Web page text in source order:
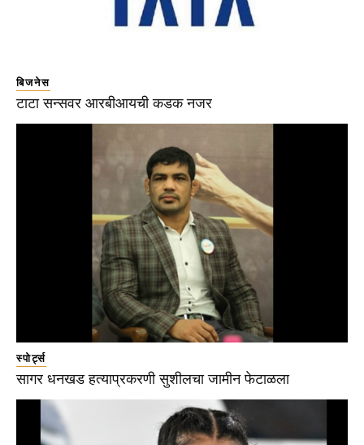
बिजनेस
टाटा सन्सवर आरबीआयची कडक नजर
स्पोर्ट्स
सागर धनखड हत्याप्रकरणी सुशीलचा जामीन फेटाळला